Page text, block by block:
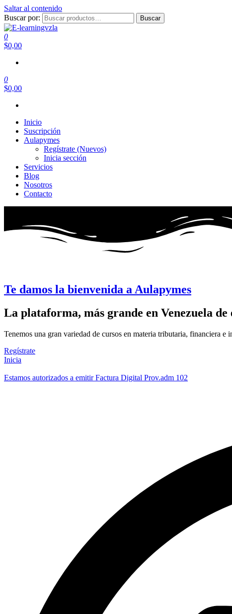
Saltar al contenido
Buscar por:
Buscar
E-learningvzla
Cursos Online
0
$0,00
0
$0,00
Inicio
Suscripción
Aulapymes
Regístrate (Nuevos)
Inicia sección
Servicios
Blog
Nosotros
Contacto
Te damos la bienvenida a Aulapymes
La plataforma, más grande en Venezuela de
Tenemos una gran variedad de cursos en materia tributaria, financiera e
Regístrate
Inicia
Estamos autorizados a emitir Factura Digital Prov.adm 102